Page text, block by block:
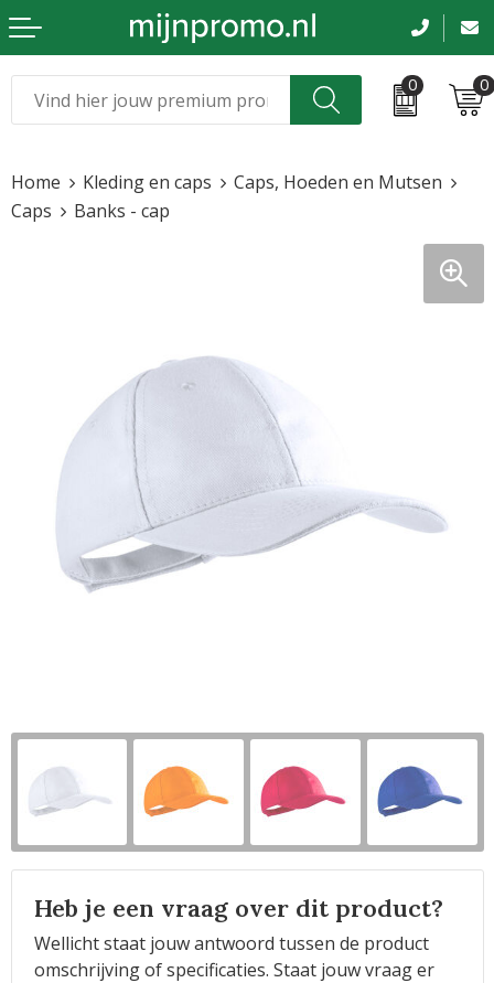
0 0
Kleding & caps
Tassen en reizen
Beurs en evenementen
Bloemen en planten
Sinterklaas
Home Kleding en caps
Caps, Hoeden en Mutsen
Caps
Banks - cap
Heb je een vraag over dit product?
Wellicht staat jouw antwoord tussen de product
omschrijving of specificaties. Staat jouw vraag er